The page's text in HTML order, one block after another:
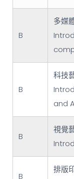
B
多媒
B
科技
and
B
視覺
B
排版